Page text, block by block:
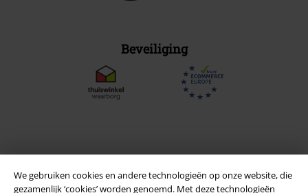
We gebruiken cookies en andere technologieën op onze website, die
gezamenlijk ‘cookies’ worden genoemd. Met deze technologieën
Beveiliging